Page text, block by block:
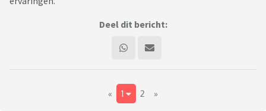
Deel dit bericht:
« 1 2 »